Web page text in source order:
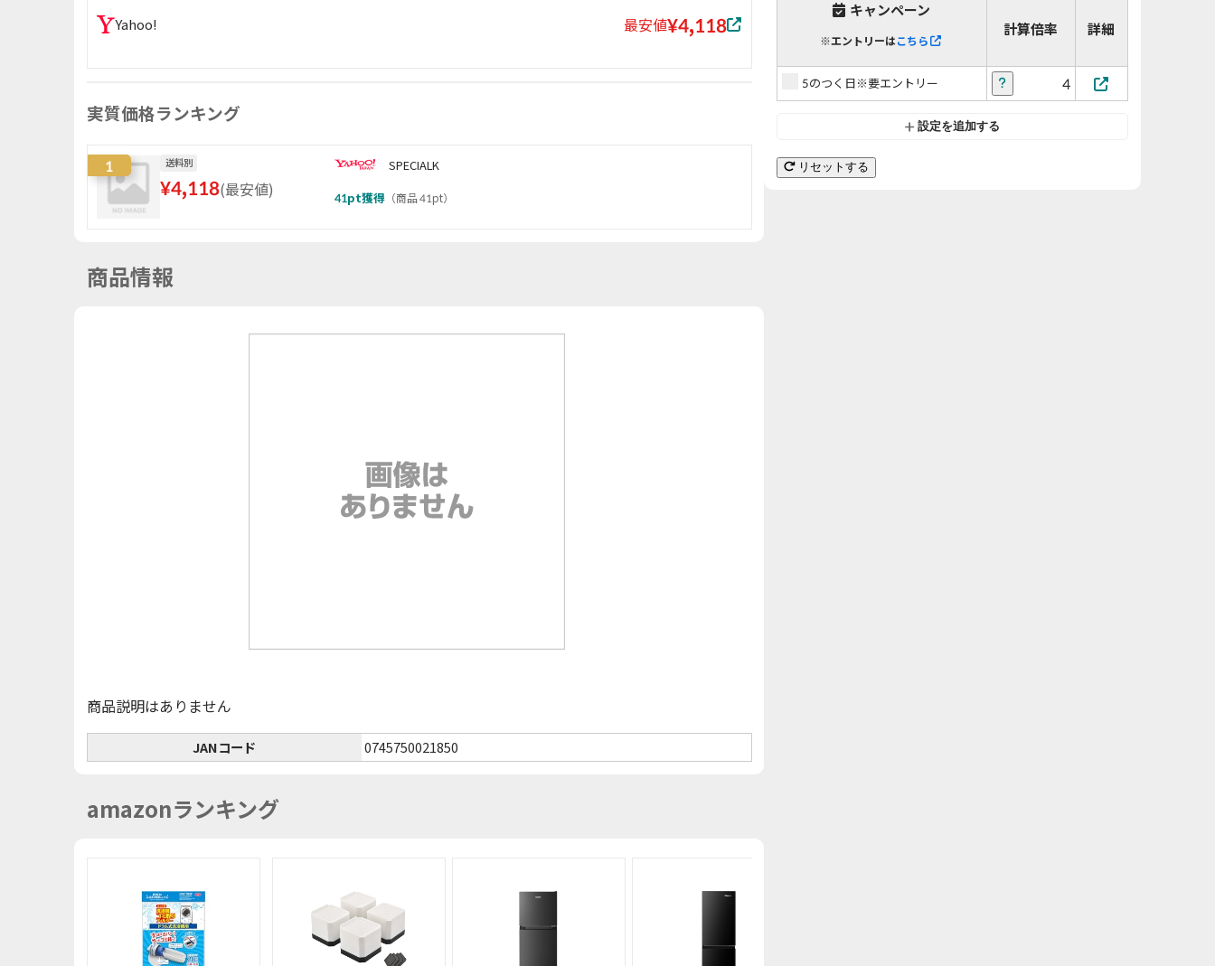
Yahoo! 最安値¥4,118
実質価格ランキング
1 送料別
¥4,118(最安値)
SPECIALK
41pt獲得 （商品 41pt）
商品情報
商品説明はありません
JANコード 0745750021850
amazonランキング
キャンペーン
※エントリーはこちら
計算倍率 詳細
5のつく日※要エントリー 4
設定を追加する
リセットする